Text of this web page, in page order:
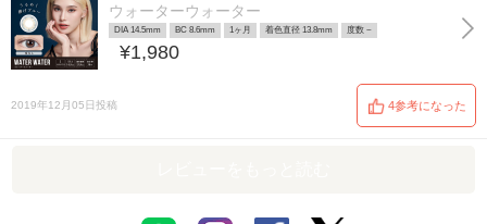
ウォーターウォーター
DIA 14.5mm BC 8.6mm 1ヶ月 着色直径 13.8mm 度数 ~
¥1,980
2019年12月05日投稿 4参考になった